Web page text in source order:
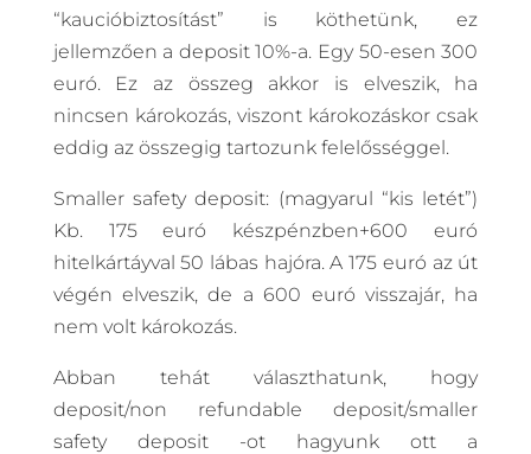
“kaucióbiztosítást” is köthetünk, ez
jellemzően a deposit 10%-a. Egy 50-esen 300
euró. Ez az összeg akkor is elveszik, ha
nincsen károkozás, viszont károkozáskor csak
eddig az összegig tartozunk felelősséggel.
Smaller safety deposit: (magyarul “kis letét”)
Kb. 175 euró készpénzben+600 euró
hitelkártáyval 50 lábas hajóra. A 175 euró az út
végén elveszik, de a 600 euró visszajár, ha
nem volt károkozás.
Abban tehát választhatunk, hogy
deposit/non refundable deposit/smaller
safety deposit -ot hagyunk ott a